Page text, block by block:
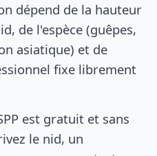
dépend de la hauteur
de l'espèce (guêpes,
asiatique) et de
fixe librement
est gratuit et sans
le nid, un